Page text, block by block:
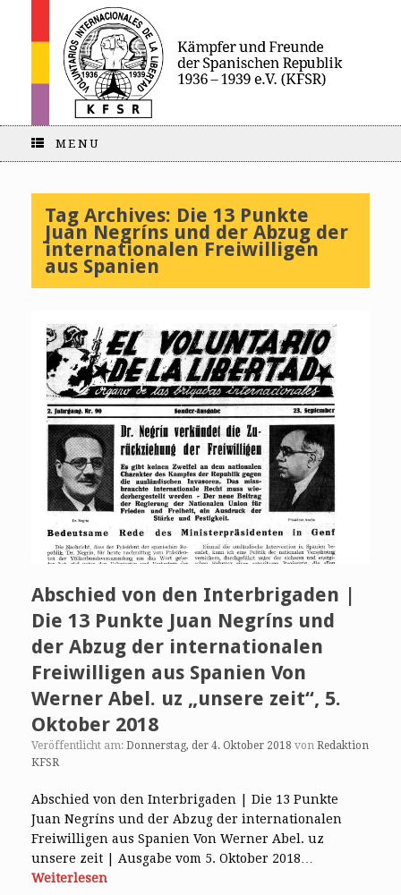
MENU
Tag Archives: Die 13 Punkte
Juan Negríns und der Abzug der
internationalen Freiwilligen
aus Spanien
Abschied von den Interbrigaden |
Die 13 Punkte Juan Negríns und
der Abzug der internationalen
Freiwilligen aus Spanien Von
Werner Abel. uz „unsere zeit“, 5.
Oktober 2018
Veröffentlicht am: Donnerstag, der 4. Oktober 2018 von Redaktion
KFSR
Abschied von den Interbrigaden | Die 13 Punkte
Juan Negríns und der Abzug der internationalen
Freiwilligen aus Spanien Von Werner Abel. uz
unsere zeit | Ausgabe vom 5. Oktober 2018…
Weiterlesen